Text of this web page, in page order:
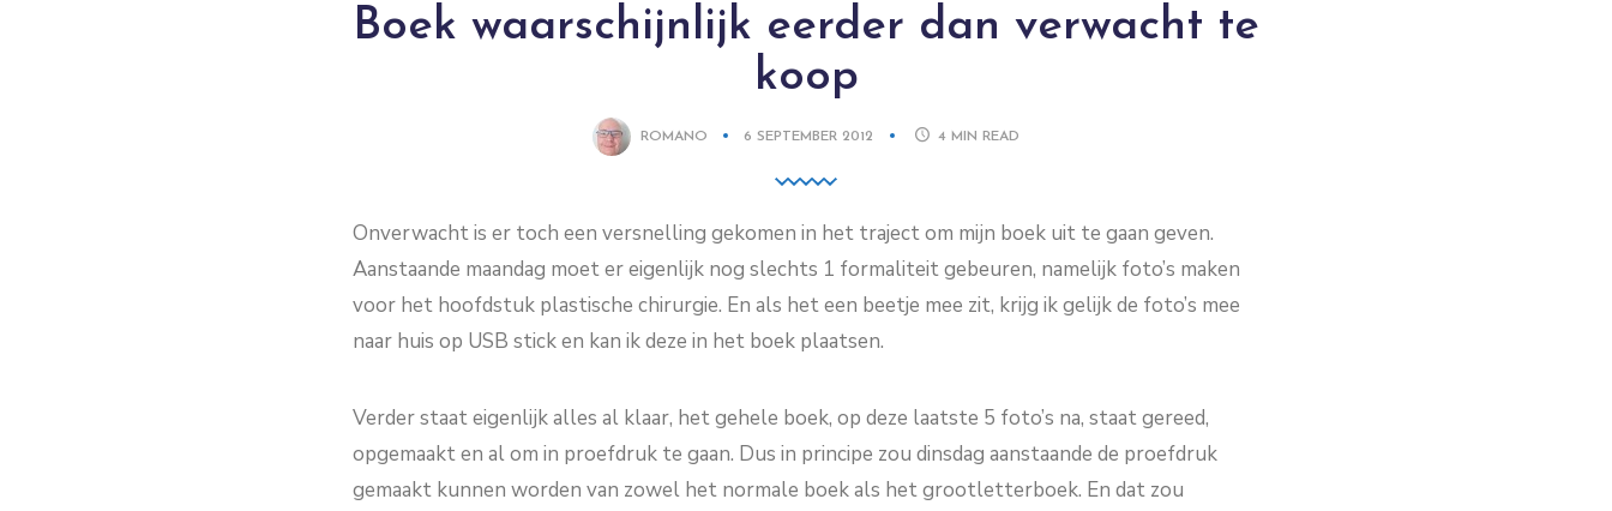
Boek waarschijnlijk eerder dan verwacht te
koop
ROMANO 6 SEPTEMBER 2012 4 MIN READ
Onverwacht is er toch een versnelling gekomen in het traject om mijn boek uit te gaan geven.
Aanstaande maandag moet er eigenlijk nog slechts 1 formaliteit gebeuren, namelijk foto’s maken
voor het hoofdstuk plastische chirurgie. En als het een beetje mee zit, krijg ik gelijk de foto’s mee
naar huis op USB stick en kan ik deze in het boek plaatsen.
Verder staat eigenlijk alles al klaar, het gehele boek, op deze laatste 5 foto’s na, staat gereed,
opgemaakt en al om in proefdruk te gaan. Dus in principe zou dinsdag aanstaande de proefdruk
gemaakt kunnen worden van zowel het normale boek als het grootletterboek. En dat zou